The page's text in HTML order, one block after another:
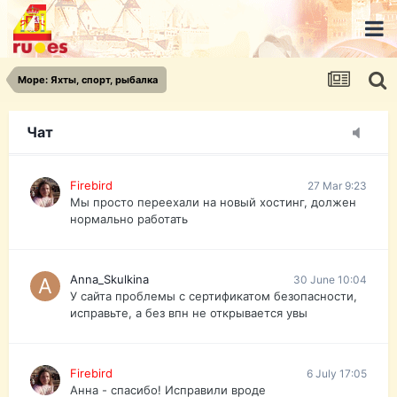
Море: Яхты, спорт, рыбалка
Чат
urist.dokument@gmail.com
https://pasport-ua.com/
Телеграмм @uristpassua
Firebird
Друзья - из России без VPN сайт и форум
Firebird 27 Mar 9:23
Мы просто переехали на новый хостинг, должен
нормально работать
Anna_Skulkina 30 June 10:04
У сайта проблемы с сертификатом безопасности,
исправьте, а без впн не открывается увы
Firebird 6 July 17:05
Анна - спасибо! Исправили вроде